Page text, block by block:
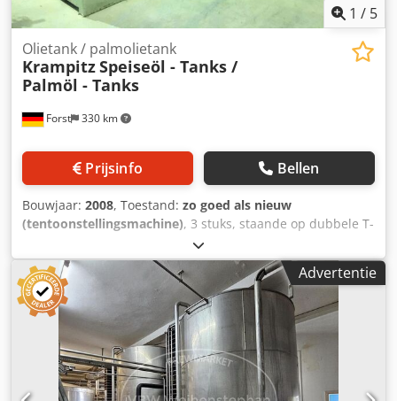
1 / 5
Forst 330 km
Olietank / palmolietank
KrampitzSpeiseöl - Tanks /
Palmöl - Tanks
Prijsinfo Bellen
Bouwjaar: 2008, Toestand: zo goed als nieuw
(tentoonstellingsmachine), 3 stuks, staande op dubbele T-
rails, rechthoekige, koelbare/ verwarmbare, geïsoleerde
stalen tanks, bouwjaar 2008 - gebruikt - (voormalige
palmolie opslagtanks) inhoud ca. 45.400 ltr. lengte ca.
12.000 mm breedte ca. 2.400 mm hoogte ca. 2.900 mm op
tankdak: 1 mangat DN 600 Dcedpod Tmcvjfx Acdek 1 mof 2
1 mof 3" 1 afzuigflens DN 160 1 stopcontact ½ toevoer en
retour voor verwarmingsregister 2" aan de voorkant: 1
vulpijp DN 80 Isolatie: 80 mm minerale wol verder volgens
tekening + foto's
Advertentie